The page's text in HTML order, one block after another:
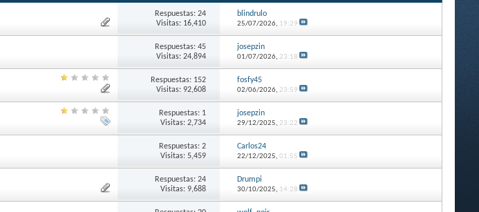
Respuestas: 24
Visitas: 16,410
blindrulo
25/07/2026, 19:29
Respuestas: 45
Visitas: 24,894
josepzin
01/07/2026, 23:18
Respuestas: 152
Visitas: 92,608
fosfy45
02/06/2026, 23:59
Respuestas: 1
Visitas: 2,734
josepzin
29/12/2025, 23:22
Respuestas: 2
Visitas: 5,459
Carlos24
22/12/2025, 01:55
Respuestas: 24
Visitas: 9,688
Drumpi
30/10/2025, 14:28